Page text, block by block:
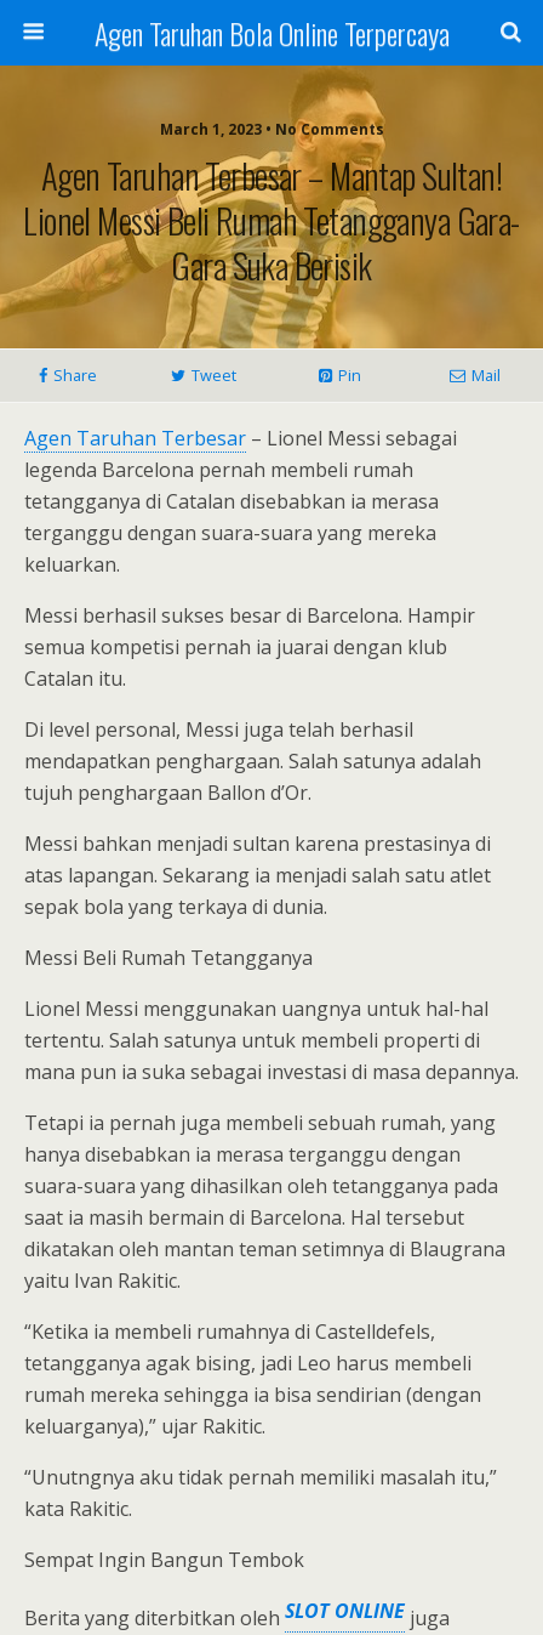
Agen Taruhan Bola Online Terpercaya
March 1, 2023 • No Comments
Agen Taruhan Terbesar – Mantap Sultan!
Lionel Messi Beli Rumah Tetangganya Gara-
Gara Suka Berisik
Share Tweet Pin Mail
Agen Taruhan Terbesar – Lionel Messi sebagai
legenda Barcelona pernah membeli rumah
tetangganya di Catalan disebabkan ia merasa
terganggu dengan suara-suara yang mereka
keluarkan.
Messi berhasil sukses besar di Barcelona. Hampir
semua kompetisi pernah ia juarai dengan klub
Catalan itu.
Di level personal, Messi juga telah berhasil
mendapatkan penghargaan. Salah satunya adalah
tujuh penghargaan Ballon d’Or.
Messi bahkan menjadi sultan karena prestasinya di
atas lapangan. Sekarang ia menjadi salah satu atlet
sepak bola yang terkaya di dunia.
Messi Beli Rumah Tetangganya
Lionel Messi menggunakan uangnya untuk hal-hal
tertentu. Salah satunya untuk membeli properti di
mana pun ia suka sebagai investasi di masa depannya.
Tetapi ia pernah juga membeli sebuah rumah, yang
hanya disebabkan ia merasa terganggu dengan
suara-suara yang dihasilkan oleh tetangganya pada
saat ia masih bermain di Barcelona. Hal tersebut
dikatakan oleh mantan teman setimnya di Blaugrana
yaitu Ivan Rakitic.
“Ketika ia membeli rumahnya di Castelldefels,
tetangganya agak bising, jadi Leo harus membeli
rumah mereka sehingga ia bisa sendirian (dengan
keluarganya),” ujar Rakitic.
“Unutngnya aku tidak pernah memiliki masalah itu,”
kata Rakitic.
Sempat Ingin Bangun Tembok
Berita yang diterbitkan oleh SLOT ONLINE juga